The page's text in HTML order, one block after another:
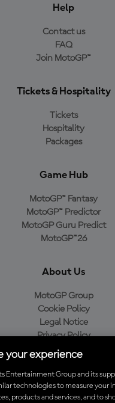
Help
Contact us
FAQ
Join MotoGP™
Tickets & Hospitality
Tickets
Hospitality
Packages
Game Hub
MotoGP™ Fantasy
MotoGP™ Predictor
MotoGP Guru Predict
MotoGP™26
About Us
MotoGP Group
Cookie Policy
Legal Notice
Privacy Policy
Purchase Policy
Baixe o aplicativo oficial da
your experience
Entertainment Group and its
technologies to measure your
products and services, and to